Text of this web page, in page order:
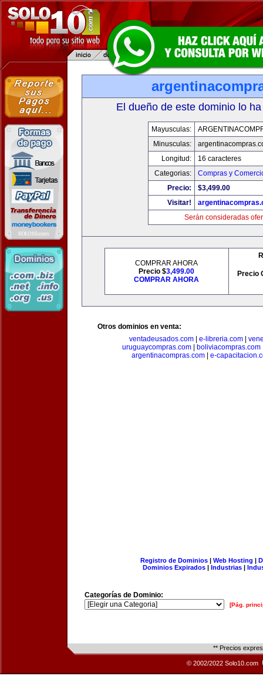
El dueño de este dominio lo
Mayusculas:
Minusculas:
Longitud:
16 caracteres
Categorias:
Compras y
Precio:
$3,499.00
Visitar!
Serán consideradas
COMPRAR AHORA
Precio $3,499.00
COMPRAR AHORA
Precio
Otros dominios en venta:
ventadeusados.com| e-libreria.com|
uruguaycompras.com| boliviacompras.com
argentinacompras.com| e-
Registro de Dominios| Web Hosting |
Dominios Expirados | Industrias |
Categorías de Dominio:
[Pág.
** Precios
© 2002/2022 Solo10.com